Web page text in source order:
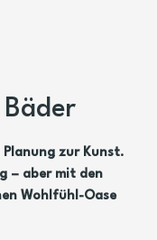
Planung zur Kunst.
– aber mit den
Wohlfühl-Oase